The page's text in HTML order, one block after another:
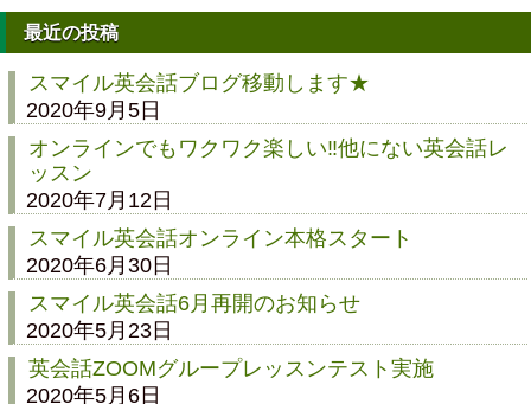
最近の投稿
スマイル英会話ブログ移動します★
2020年9月5日
オンラインでもワクワク楽しい‼他にない英会話レ
ッスン
2020年7月12日
スマイル英会話オンライン本格スタート
2020年6月30日
スマイル英会話6月再開のお知らせ
2020年5月23日
英会話ZOOMグループレッスンテスト実施
2020年5月6日